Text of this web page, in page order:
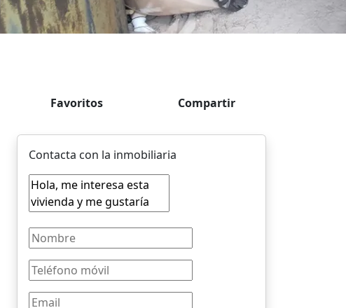
Favoritos Compartir
Contacta con la inmobiliaria